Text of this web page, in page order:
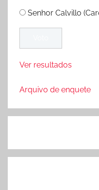
Senhor Calvillo
Ver resultados
Arquivo de enquete